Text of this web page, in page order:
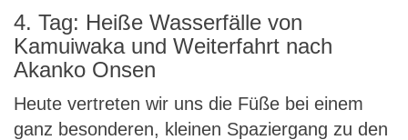
4. Tag: Heiße Wasserfälle von
Kamuiwaka und Weiterfahrt nach
Akanko Onsen
Heute vertreten wir uns die Füße bei einem
ganz besonderen, kleinen Spaziergang zu den